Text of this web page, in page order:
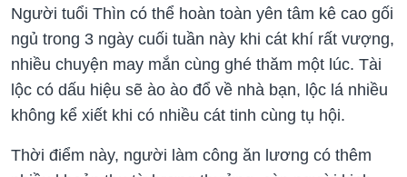
Người tuổi Thìn có thể hoàn toàn yên tâm kê cao gối
ngủ trong 3 ngày cuối tuần này khi cát khí rất vượng,
nhiều chuyện may mắn cùng ghé thăm một lúc. Tài
lộc có dấu hiệu sẽ ào ào đổ về nhà bạn, lộc lá nhiều
không kể xiết khi có nhiều cát tinh cùng tụ hội.
Thời điểm này, người làm công ăn lương có thêm